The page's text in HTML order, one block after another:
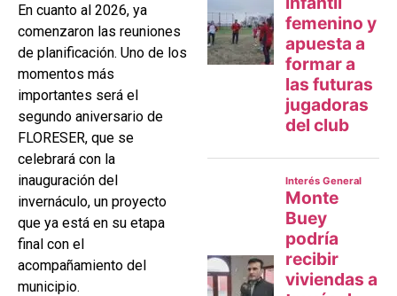
En cuanto al 2026, ya
comenzaron las reuniones
de planificación. Uno de los
momentos más
importantes será el
segundo aniversario de
FLORESER, que se
celebrará con la
inauguración del
invernáculo, un proyecto
que ya está en su etapa
final con el
acompañamiento del
municipio.